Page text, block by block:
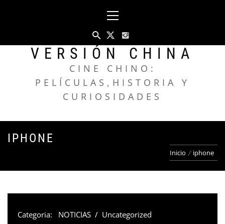
principal
VERSIÓN CHINA
CINE CHINO:
PELÍCULAS,HISTORIA Y
CURIOSIDADES
IPHONE
Inicio iphone
Categoria: NOTICIAS / Uncategorized